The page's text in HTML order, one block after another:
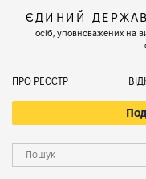
ЄДИНИЙ
осіб, уповноважених на
ПРО РЕЄСТР